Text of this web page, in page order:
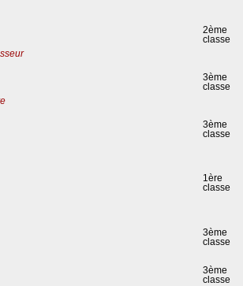
2ème
classe
3ème
classe
3ème
classe
1ère
classe
3ème
classe
3ème
classe